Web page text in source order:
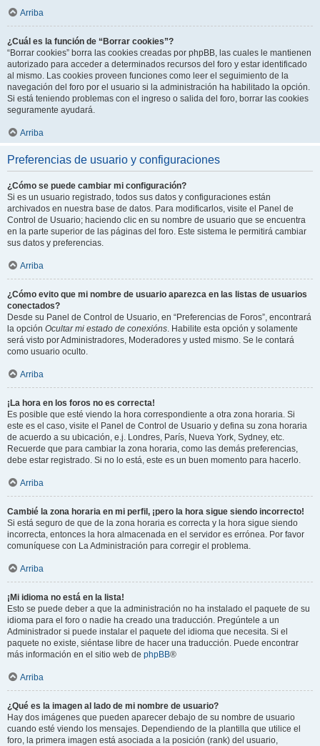
Arriba
¿Cuál es la función de “Borrar cookies”?
“Borrar cookies” borra las cookies creadas por phpBB, las cuales le mantienen
autorizado para acceder a determinados recursos del foro y estar identificado
al mismo. Las cookies proveen funciones como leer el seguimiento de la
navegación del foro por el usuario si la administración ha habilitado la opción.
Si está teniendo problemas con el ingreso o salida del foro, borrar las cookies
seguramente ayudará.
Arriba
Preferencias de usuario y configuraciones
¿Cómo se puede cambiar mi configuración?
Si es un usuario registrado, todos sus datos y configuraciones están
archivados en nuestra base de datos. Para modificarlos, visite el Panel de
Control de Usuario; haciendo clic en su nombre de usuario que se encuentra
en la parte superior de las páginas del foro. Este sistema le permitirá cambiar
sus datos y preferencias.
Arriba
¿Cómo evito que mi nombre de usuario aparezca en las listas de usuarios
conectados?
Desde su Panel de Control de Usuario, en “Preferencias de Foros”, encontrará
la opción Ocultar mi estado de conexións. Habilite esta opción y solamente
será visto por Administradores, Moderadores y usted mismo. Se le contará
como usuario oculto.
Arriba
¡La hora en los foros no es correcta!
Es posible que esté viendo la hora correspondiente a otra zona horaria. Si
este es el caso, visite el Panel de Control de Usuario y defina su zona horaria
de acuerdo a su ubicación, e.j. Londres, París, Nueva York, Sydney, etc.
Recuerde que para cambiar la zona horaria, como las demás preferencias,
debe estar registrado. Si no lo está, este es un buen momento para hacerlo.
Arriba
Cambié la zona horaria en mi perfil, ¡pero la hora sigue siendo incorrecto!
Si está seguro de que de la zona horaria es correcta y la hora sigue siendo
incorrecta, entonces la hora almacenada en el servidor es errónea. Por favor
comuníquese con La Administración para corregir el problema.
Arriba
¡Mi idioma no está en la lista!
Esto se puede deber a que la administración no ha instalado el paquete de su
idioma para el foro o nadie ha creado una traducción. Pregúntele a un
Administrador si puede instalar el paquete del idioma que necesita. Si el
paquete no existe, siéntase libre de hacer una traducción. Puede encontrar
más información en el sitio web de phpBB®
Arriba
¿Qué es la imagen al lado de mi nombre de usuario?
Hay dos imágenes que pueden aparecer debajo de su nombre de usuario
cuando esté viendo los mensajes. Dependiendo de la plantilla que utilice el
foro, la primera imagen está asociada a la posición (rank) del usuario,